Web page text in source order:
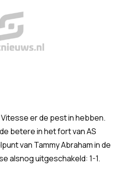
er de pest in hebben.
betere in het fort van AS
van Tammy Abraham in de
alsnog uitgeschakeld: 1-1.